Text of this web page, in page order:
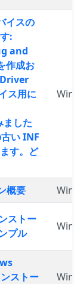
イスの
:
and
作成お
ス用に
した
い INF
す。ど
概要
ストー
プル
ストー